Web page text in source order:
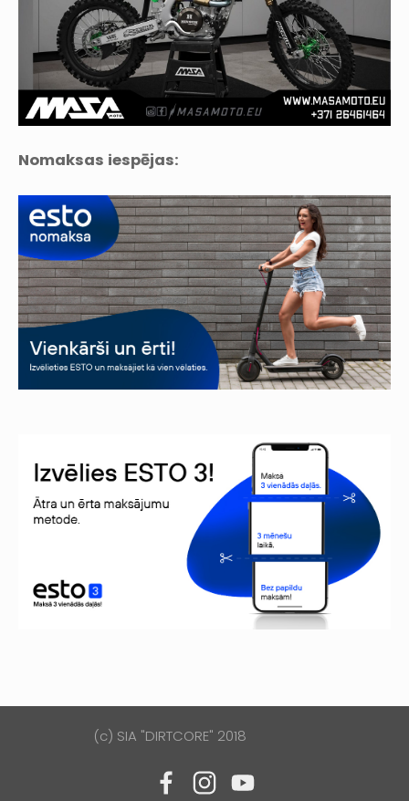
Nomaksas iespējas:
(c) SIA "DIRTCORE" 2018